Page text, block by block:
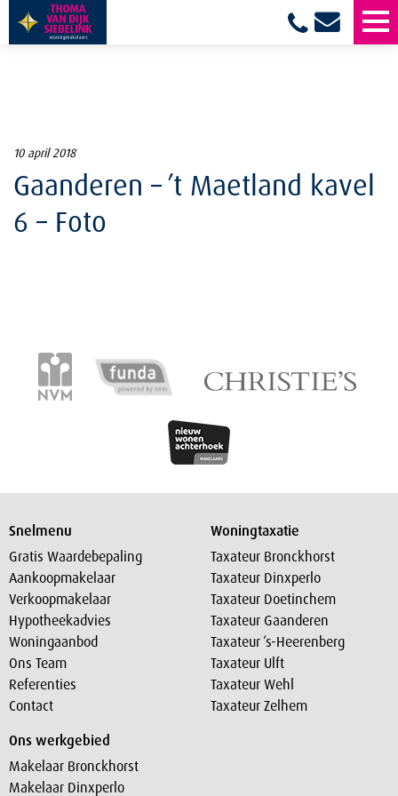
10 april 2018
Gaanderen – ’t Maetland kavel
6 – Foto
Snelmenu
Gratis Waardebepaling
Aankoopmakelaar
Verkoopmakelaar
Hypotheekadvies
Woningaanbod
Ons Team
Referenties
Contact
Woningtaxatie
Taxateur Bronckhorst
Taxateur Dinxperlo
Taxateur Doetinchem
Taxateur Gaanderen
Taxateur ‘s-Heerenberg
Taxateur Ulft
Taxateur Wehl
Taxateur Zelhem
Ons werkgebied
Makelaar Bronckhorst
Makelaar Dinxperlo